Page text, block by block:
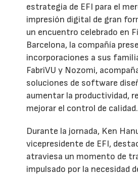
estrategia de EFI para el
impresión digital de gran
un encuentro celebrado en
Barcelona, la compañía
incorporaciones a sus
FabriVU y Nozomi,
soluciones de software
aumentar la productividad,
mejorar el control de calidad.
Durante la jornada, Ken
vicepresidente de EFI,
atraviesa un momento de
impulsado por la necesidad